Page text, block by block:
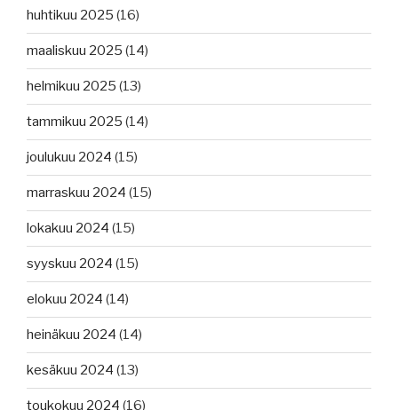
huhtikuu 2025 (16)
maaliskuu 2025 (14)
helmikuu 2025 (13)
tammikuu 2025 (14)
joulukuu 2024 (15)
marraskuu 2024 (15)
lokakuu 2024 (15)
syyskuu 2024 (15)
elokuu 2024 (14)
heinäkuu 2024 (14)
kesäkuu 2024 (13)
toukokuu 2024 (16)